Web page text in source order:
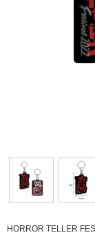
HORROR TELLER